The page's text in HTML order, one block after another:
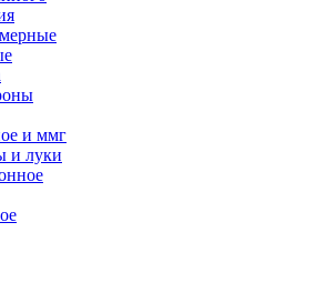
и ммг
и луки